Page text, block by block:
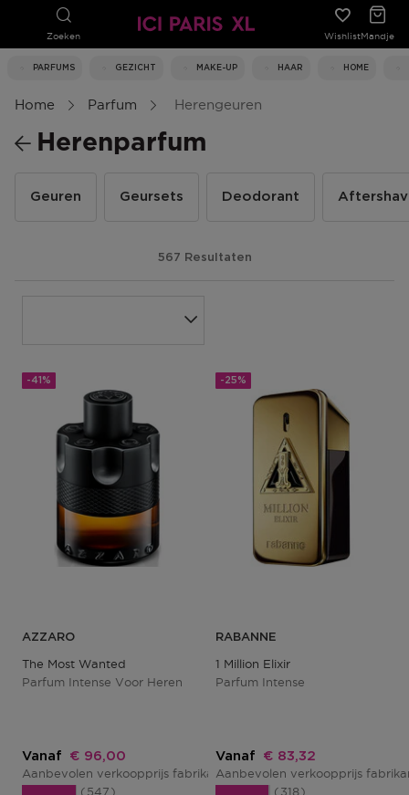
Zoeken WishlistMandje
PARFUMS GEZICHT MAKE-UP HAAR HOME
Home Parfum Herengeuren
Herenparfum
Geuren Geursets Deodorant
567 Resultaten
-41%
AZZARO
The Most Wanted
Parfum Intense Voor Heren
Vanaf Kortingsprijs
€ 96,00
Aanbevolen verkoopprijs fabrikant€ 128,00
547
-25%
RABANNE
1 Million Elixir
Parfum Intense
Vanaf Kortingsprijs
€ 83,32
Aanbevolen verkoopprijs
318